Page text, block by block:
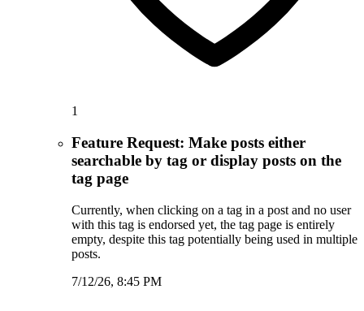
1
Feature Request: Make posts either
searchable by tag or display posts on the
tag page
Currently, when clicking on a tag in a post and no user
with this tag is endorsed yet, the tag page is entirely
empty, despite this tag potentially being used in multiple
posts.
7/12/26, 8:45 PM